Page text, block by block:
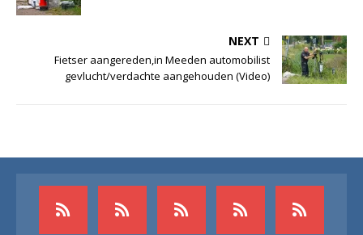
NEXT
Fietser aangereden,in Meeden automobilist
gevlucht/verdachte aangehouden (Video)